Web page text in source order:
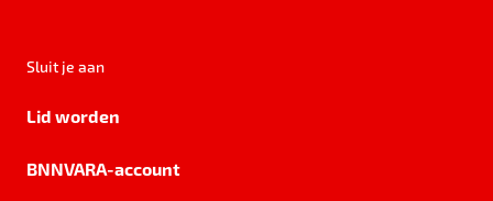
Sluit je aan
Lid worden
BNNVARA-account